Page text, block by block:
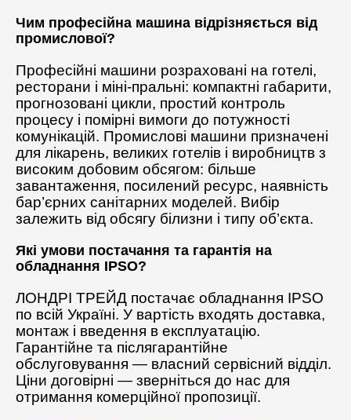
Чим професійна машина відрізняється від
промислової?
Професійні машини розраховані на готелі,
ресторани і міні-пральні: компактні габарити,
прогнозовані цикли, простий контроль
процесу і помірні вимоги до потужності
комунікацій. Промислові машини призначені
для лікарень, великих готелів і виробництв з
високим добовим обсягом: більше
завантаження, посилений ресурс, наявність
бар’єрних санітарних моделей. Вибір
залежить від обсягу білизни і типу об’єкта.
Які умови постачання та гарантія на
обладнання IPSO?
ЛОНДРІ ТРЕЙД постачає обладнання IPSO
по всій Україні. У вартість входять доставка,
монтаж і введення в експлуатацію.
Гарантійне та післягарантійне
обслуговування — власний сервісний відділ.
Ціни договірні — зверніться до нас для
отримання комерційної пропозиції.